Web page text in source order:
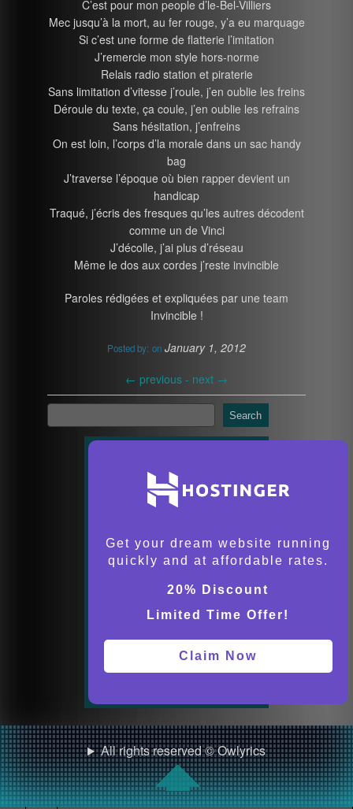
C’est pour mon people d’le-Bel-Villiers
Mec jusqu’à la mort, au fer rouge, y’a eu marquage
Si c’est une forme de flatterie l’imitation
J’remercie mon style hors-norme
Relais radio station et piraterie
Sans limitation d’vitesse j’roule, j’en oublie les freins
Déroule du texte, ça coule, j’en oublie les refrains
Sans hésitation, j’enfreins
On est loin, l’corps d’la morale dans un sac handy
bag
J’traverse l’époque où bien rapper devient un
handicap
Traqué, j’écris des fresques qu’les autres décodent
comme un de Vinci
J’décolle, j’ai plus d’réseau
Même le dos aux cordes j’reste invincible
Paroles rédigées et expliquées par une team
Invincible !
Posted by: on January 1, 2012
← previous - next →
Search
Get your dream website running
quickly and at affordable rates.
20% Discount
Limited Time Offer!
Claim Now
All rights reserved © Owlyrics